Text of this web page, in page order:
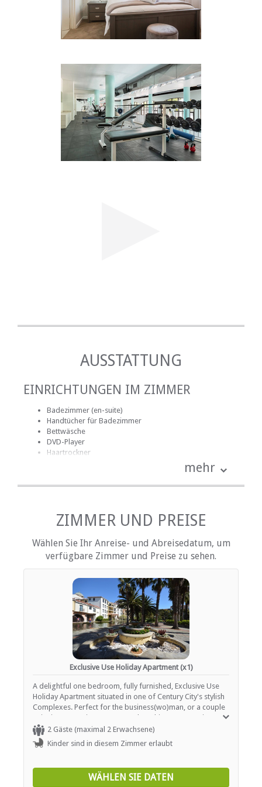
Ihnen nur einen kurzen Spaziergang von einer
Reihe von Geschäften, Restaurants und unzähligen
Unterhaltungsmöglichkeiten für Erwachsene und
nach und von Kapstadt führen. So haben Sie
einfachen Zugang zum Geschäftsviertel, zur V & A
Waterfront und zum Grand West Casino, die alle
nur etwa 10 km entfernt sind. Ebenfalls nur 10 km
entfernt liegt der Strand Blouberg, ein Reiseziel,
das für seine postkartengenaue Aussicht auf
Kapstadt und die Table Bay bekannt ist. In Century
City selbst finden Sie auch Intaka Island, ein
AUSSTATTUNG
EINRICHTUNGEN IM ZIMMER
Badezimmer (en-suite)
Handtücher für Badezimmer
Bettwäsche
DVD-Player
Haartrockner
Safe für Wertsachen
EINRICHTUNGEN AUF DEM GELÄNDE
Kinderfreundlich (alle Altersgruppen)
Fitnessstudio / Fitnesscenter
Parkplatz (abseits der Straße)
Parken (verdeckt)
Rauchen: Nicht drinnen
Schwimmbad
mehr
ZIMMER UND PREISE
Wählen Sie Ihr Anreise- und Abreisedatum, um
verfügbare Zimmer und Preise zu sehen.
Exclusive Use Holiday Apartment (x1)
A delightful one bedroom, fully furnished, Exclusive Use
Holiday Apartment situated in one of Century City's stylish
Complexes. Perfect for the business(wo)man, or a couple
enjoying some time away together, this apartment is
equipped to ensure that you stay is comfortable. Island
Club LA302N has one bedrooms situated to the right as
you enter the apartment and is furnished with a Queen-
and bath / shower. Out of the bedroom and down a short
passage way you enter the open plan kitchen / dining
2 Gäste (maximal 2 Erwachsene)
Kinder sind in diesem Zimmer erlaubt
WÄHLEN SIE DATEN